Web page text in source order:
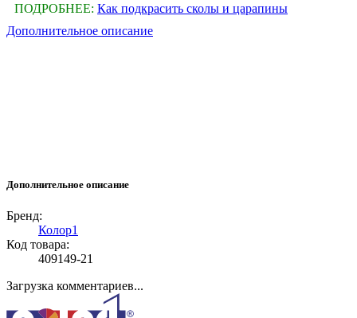
ПОДРОБНЕЕ: Как подкрасить сколы и царапины
Дополнительное описание
Дополнительное описание
Бренд:
Колор1
Код товара:
409149-21
Загрузка комментариев...